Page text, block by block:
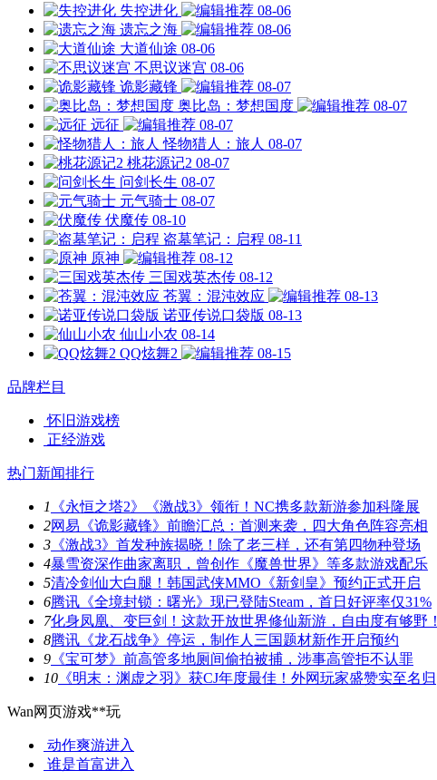
失控进化
08-06
遗忘之海
08-06
大道仙途 08-06
不思议迷宫 08-06
诡影藏锋
08-07
奥比岛：梦想国度
08-07
远征
08-07
怪物猎人：旅人 08-07
桃花源记2 08-07
问剑长生 08-07
元气骑士 08-07
伏魔传 08-10
盗墓笔记：启程 08-11
原神
08-12
三国戏英杰传 08-12
苍翼：混沌效应
08-13
诺亚传说口袋版 08-13
仙山小农 08-14
QQ炫舞2
08-15
品牌栏目
怀旧游戏榜
正经游戏
热门新闻排行
1
《永恒之塔2》《激战3》领衔！NC携多款新游参加科隆展
2网易《诡影藏锋》前瞻汇总：首测来袭，四大角色阵容亮相
3 《激战3》首发种族揭晓！除了老三样，还有第四物种登场
4暴雪资深作曲家离职，曾创作《魔兽世界》等多款游戏配乐
5清冷剑仙大白腿！韩国武侠MMO《新剑皇》预约正式开启
6腾讯《全境封锁：曙光》现已登陆Steam，首日好评率仅31%
7化身凤凰、变巨剑！这款开放世界修仙新游，自由度有够野！
8腾讯《龙石战争》停运，制作人三国题材新作开启预约
9 《宝可梦》前高管多地厕间偷拍被捕，涉事高管拒不认罪
10 《明末：渊虚之羽》获CJ年度最佳！外网玩家盛赞实至名归
Wan网页游戏**玩
动作爽游进入
谁是首富进入